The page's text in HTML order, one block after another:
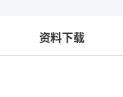
资料下载